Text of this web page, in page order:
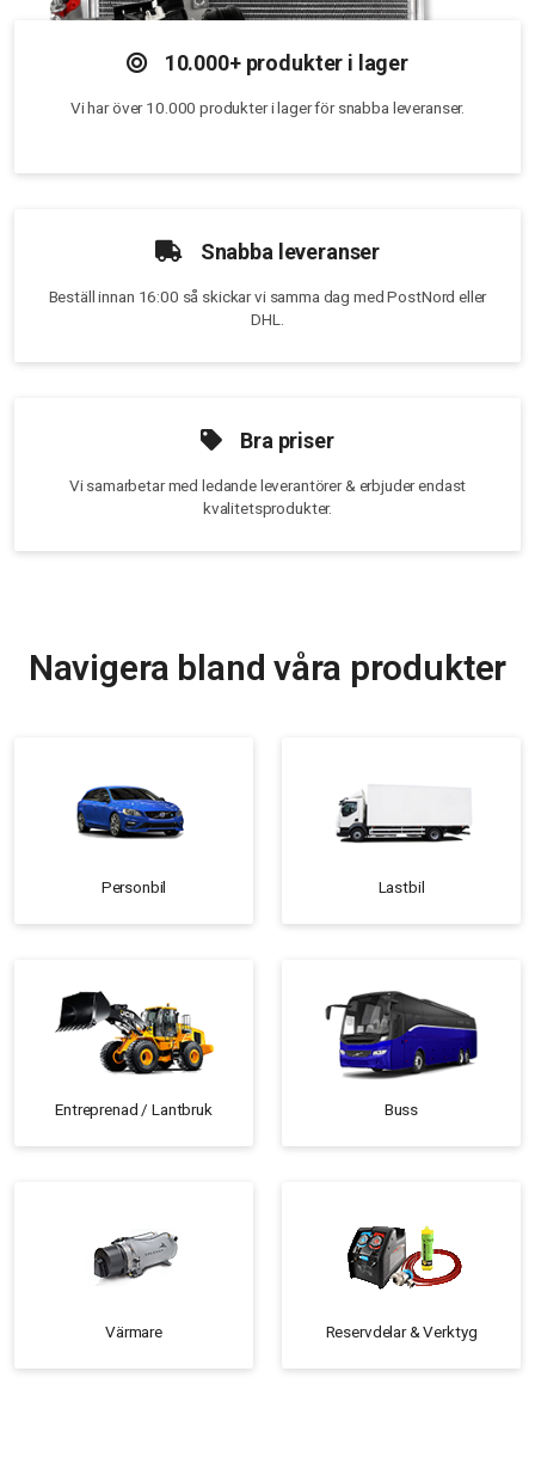
10.000+ produkter i lager
Vi har över 10.000 produkter i lager för snabba leveranser.
Snabba leveranser
Beställ innan 16:00 så skickar vi samma dag med PostNord eller
DHL.
Bra priser
Vi samarbetar med ledande leverantörer & erbjuder endast
kvalitetsprodukter.
Navigera bland våra produkter
Personbil Lastbil
Entreprenad / Lantbruk Buss
Värmare Reservdelar & Verktyg